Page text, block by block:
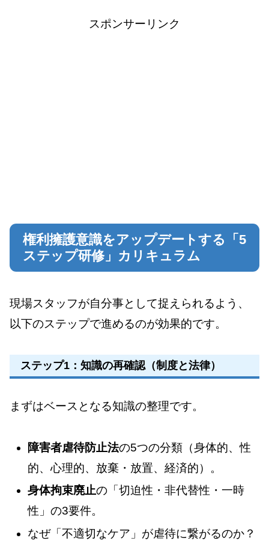
スポンサーリンク
権利擁護意識をアップデートする「5
ステップ研修」カリキュラム
現場スタッフが自分事として捉えられるよう、
以下のステップで進めるのが効果的です。
ステップ1：知識の再確認（制度と法律）
まずはベースとなる知識の整理です。
障害者虐待防止法の5つの分類（身体的、性
的、心理的、放棄・放置、経済的）。
身体拘束廃止の「切迫性・非代替性・一時
性」の3要件。
なぜ「不適切なケア」が虐待に繋がるのか？